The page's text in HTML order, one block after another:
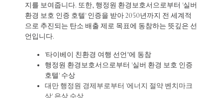
지를 보여줍니다. 또한, 행정원 환경보호서으로부터 '실버
환경 보호 인증 호텔' 인증을 받아 2050년까지 전 세계적
으로 추진되는 탄소 배출 제로 목표에 동참하는 뜻깊은 선
언입니다.
'타이베이 친환경 여행 선언"에 동참
행정원 환경보호서으로부터 '실버 환경 보호 인증
호텔' 수상
대만 행정원 경제부로부터 '에너지 절약 벤치마크